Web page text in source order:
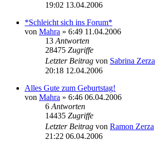
19:02 13.04.2006
*Schleicht sich ins Forum*
von Mahra » 6:49 11.04.2006
13 Antworten
28475 Zugriffe
Letzter Beitrag von Sabrina Zerza
20:18 12.04.2006
Alles Gute zum Geburtstag!
von Mahra » 6:46 06.04.2006
6 Antworten
14435 Zugriffe
Letzter Beitrag von Ramon Zerza
21:22 06.04.2006